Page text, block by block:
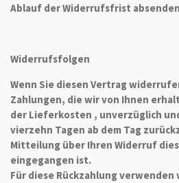
Ablauf der Widerrufsfrist
Widerrufsfolgen
Wenn Sie diesen Vertrag
Zahlungen, die wir von Ihnen
der Lieferkosten , unverzüglich
vierzehn Tagen ab dem Tag
Mitteilung über Ihren Widerruf
eingegangen ist.
Für diese Rückzahlung verwenden